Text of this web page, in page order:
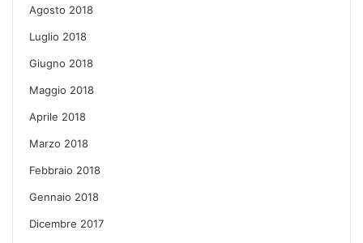
Agosto 2018
Luglio 2018
Giugno 2018
Maggio 2018
Aprile 2018
Marzo 2018
Febbraio 2018
Gennaio 2018
Dicembre 2017